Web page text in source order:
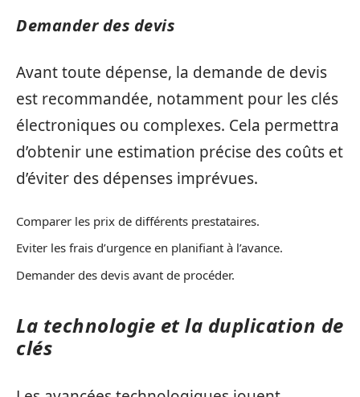
Demander des devis
Avant toute dépense, la demande de devis
est recommandée, notamment pour les clés
électroniques ou complexes. Cela permettra
d’obtenir une estimation précise des coûts et
d’éviter des dépenses imprévues.
Comparer les prix de différents prestataires.
Eviter les frais d’urgence en planifiant à l’avance.
Demander des devis avant de procéder.
La technologie et la duplication de
clés